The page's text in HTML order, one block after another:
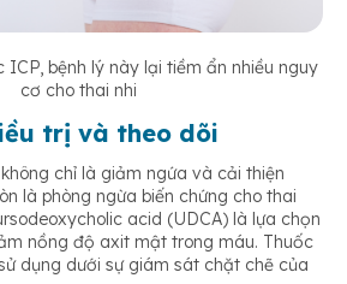
ICP, bệnh lý này lại tiềm ẩn nhiều nguy
cơ cho thai nhi
trị và theo dõi
chỉ là giảm ngứa và cải thiện
là phòng ngừa biến chứng cho thai
acid (UDCA) là lựa chọn
nồng độ axit mật trong máu. Thuốc
dụng dưới sự giám sát chặt chẽ của